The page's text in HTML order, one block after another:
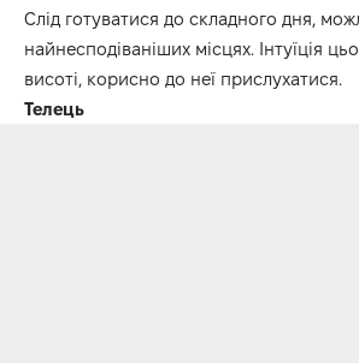
Слід готуватися до складного дня,
найнесподіваніших місцях. Інтуїція
висоті, корисно до неї прислухатися.
Телець